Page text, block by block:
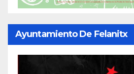
Ayuntamiento De Felanitx